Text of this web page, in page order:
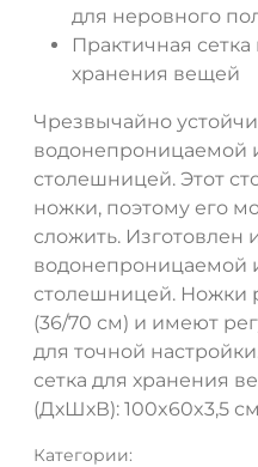
для неровного
Практичная
хранения вещей
Чрезвычайно
водонепроницаемой
столешницей. Этот
ножки, поэтому его
сложить. Изготовлен
водонепроницаемой
столешницей. Ножки
(36/70 см) и имеют
для точной
сетка для хранения
(ДхШхВ): 100x60x3,5
Категории: